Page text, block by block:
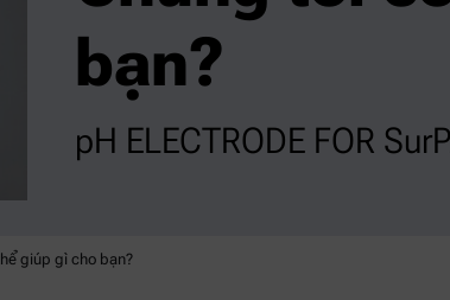
bạn?
pH ELECTRODE FOR
giúp gì cho bạn?